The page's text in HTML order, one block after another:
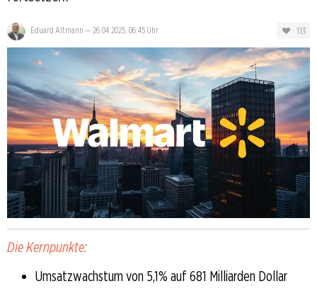
Eduard Altmann — 26.04.2025, 06:45 Uhr 113
Die Kernpunkte:
Umsatzwachstum von 5,1% auf 681 Milliarden Dollar